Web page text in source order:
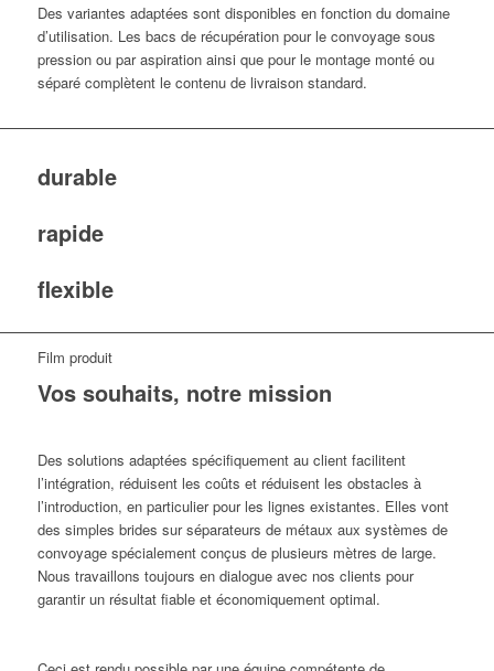
Des variantes adaptées sont disponibles en fonction du domaine
d’utilisation. Les bacs de récupération pour le convoyage sous
pression ou par aspiration ainsi que pour le montage monté ou
séparé complètent le contenu de livraison standard.
durable
rapide
flexible
Film produit
Vos souhaits, notre mission
Des solutions adaptées spécifiquement au client facilitent
l’intégration, réduisent les coûts et réduisent les obstacles à
l’introduction, en particulier pour les lignes existantes. Elles vont
des simples brides sur séparateurs de métaux aux systèmes de
convoyage spécialement conçus de plusieurs mètres de large.
Nous travaillons toujours en dialogue avec nos clients pour
garantir un résultat fiable et économiquement optimal.